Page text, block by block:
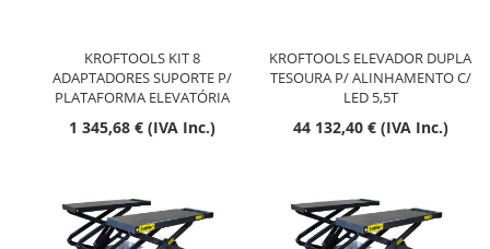
KROFTOOLS KIT 8
ADAPTADORES SUPORTE P/
PLATAFORMA ELEVATÓRIA
1 345,68 € (IVA Inc.)
KROFTOOLS ELEVADOR DUPLA
TESOURA P/ ALINHAMENTO C/
LED 5,5T
44 132,40 € (IVA Inc.)